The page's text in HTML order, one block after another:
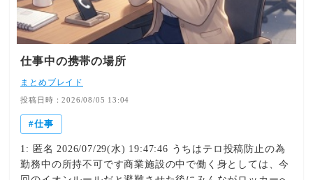
ことはできるんだな！ニコッ☺️帰宅🏠フィルム張りは、案
の定、不器用グラップラーの名は伊達じゃなくて、気泡が
入りまくり。最終的に、妻にやってもらいました😭データ
移行。手こずったよーーー！古い方のケータイのOSをア
ップデートしなきゃいけなかったらしくて、5時間くらい
かかっちゃった💦びっくりしたあ🫢今後、データ移行を自
分でやる方にグラップラーから一言、伝えさせてくださ
い。辛抱強くね‼️深夜３時に、全て終了☑️記念すべき、17e
で最初の自撮り🤳久しぶりのインカメラに、ちょっと感動
しちゃった🥹ニコニコッ！ありがとうございました🙇
仕事中の携帯の場所
まとめブレイド
投稿日時：2026/08/05 13:04
仕事
1: 匿名 2026/07/29(水) 19:47:46 うちはテロ投稿防止の為
勤務中の所持不可です商業施設の中で働く身としては、今